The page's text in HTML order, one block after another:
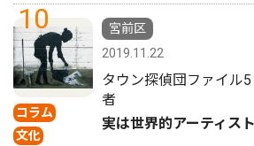
10
コラム
文化
宮前区
2019.11.22
タウン探偵団ファイル
者
実は世界的アーティス